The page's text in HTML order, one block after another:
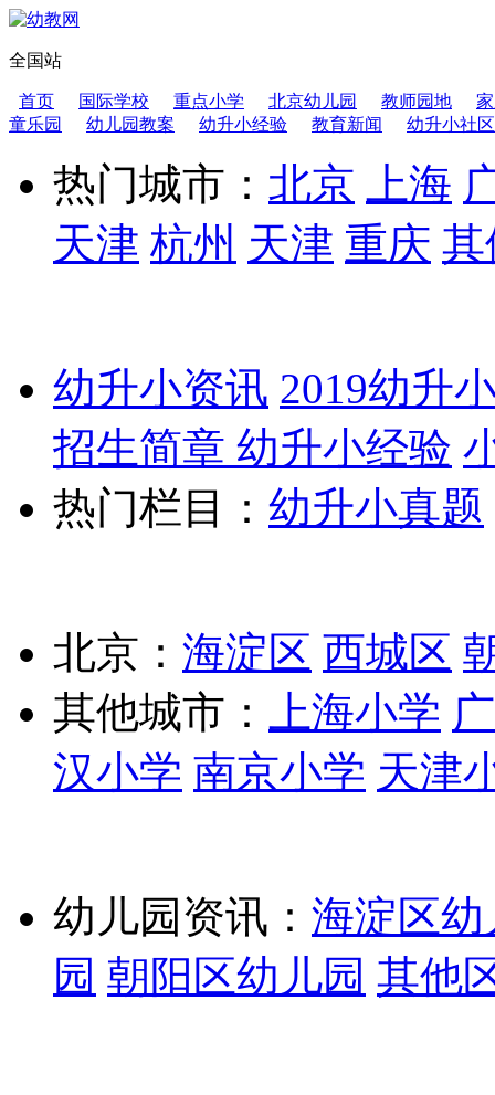
全国站
首页 国际学校 重点小学 北京幼儿园 教师园地
童乐园
幼儿园教案 幼升小经验 教育新闻 幼升小社区
热门城市： 北京 上海
天津 杭州 天津 重庆 其
幼升小资讯 2019幼升
招生简章 幼升小经验
热门栏目： 幼升小真题
北京： 海淀区 西城区
其他城市：
上海小学
汉小学 南京小学 天津
幼儿园资讯： 海淀区幼
园 朝阳区幼儿园 其他